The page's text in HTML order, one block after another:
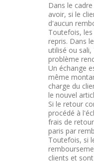
Dans le
avoir, si le
d'aucun
Toutefois,
repris. Dans
utilisé ou
problème
Un échange
même
charge du
le nouvel
Si le retour
procédé à
frais de
paris par
Toutefois, si
clients et